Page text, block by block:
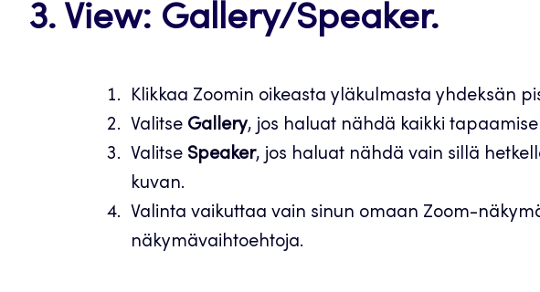
3. View: Gallery/Speaker.
Klikkaa Zoomin oikeasta yläkulmasta yhdeksän
Valitse Gallery, jos haluat nähdä kaikki
Valitse Speaker, jos haluat nähdä vain sillä
kuvan.
Valinta vaikuttaa vain sinun omaan Zoom-
näkymävaihtoehtoja.